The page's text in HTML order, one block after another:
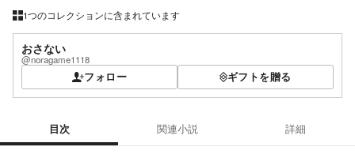
1つのコレクションに含まれています
おさない
@noragame1118
フォロー ギフトを贈る
目次 関連小説 詳細